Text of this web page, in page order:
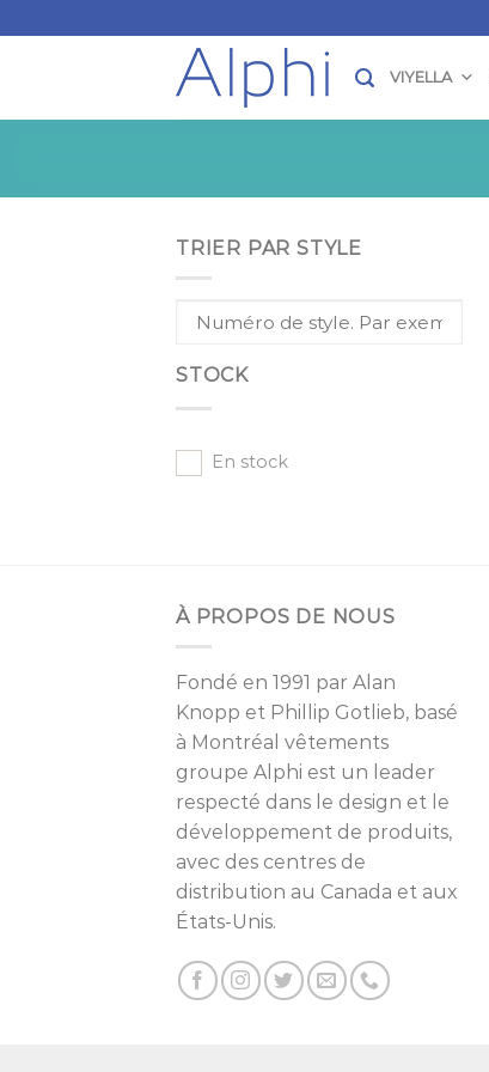
to
VIYELLA
TRIER PAR STYLE
STOCK
En stock
À PROPOS DE NOUS
Fondé en 1991 par Alan
Knopp et Phillip Gotlieb, basé
à Montréal vêtements
groupe Alphi est un leader
respecté dans le design et le
développement de produits,
avec des centres de
distribution au Canada et aux
États-Unis.